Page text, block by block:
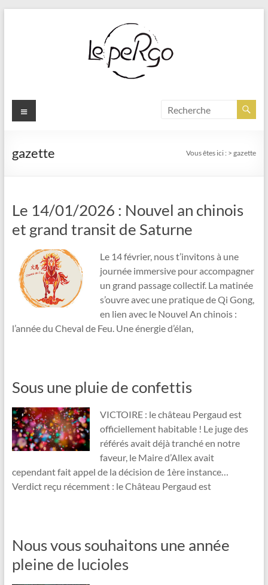
Menu
gazette Vous êtes ici : >gazette
Le 14/01/2026 : Nouvel an chinois
et grand transit de Saturne
Le 14 février, nous t’invitons à une
journée immersive pour accompagner
un grand passage collectif. La matinée
s’ouvre avec une pratique de Qi Gong,
en lien avec le Nouvel An chinois :
l’année du Cheval de Feu. Une énergie d’élan,
Sous une pluie de confettis
VICTOIRE : le château Pergaud est
officiellement habitable ! Le juge des
référés avait déjà tranché en notre
faveur, le Maire d’Allex avait
cependant fait appel de la décision de 1ère instance…
Verdict reçu récemment : le Château Pergaud est
Nous vous souhaitons une année
pleine de lucioles